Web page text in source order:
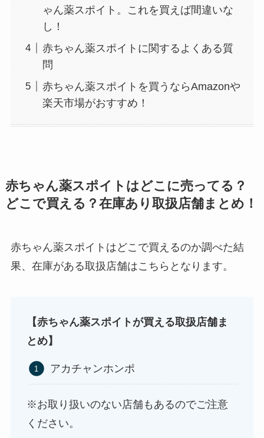
マウンテンデューはどこに売ってる？自販機やコ
ガツンと杏仁豆腐はどこに売ってる？販売終了で
使い捨ておしぼりはどこで買える？販売店は100均
（ダイソー、セリア）！
ゃん薬スポイト。これを買えば間違いな
し！
赤ちゃん薬スポイトに関するよくある質
問
赤ちゃん薬スポイトを買うならAmazonや
楽天市場がおすすめ！
赤ちゃん薬スポイトはどこに売ってる？
どこで買える？在庫あり取扱店舗まとめ！
赤ちゃん薬スポイトはどこで買えるのか調べた結
果、在庫がある取扱店舗はこちらとなります。
【赤ちゃん薬スポイトが買える取扱店舗ま
とめ】
アカチャンホンポ
※お取り扱いのない店舗もあるのでご注意
ください。